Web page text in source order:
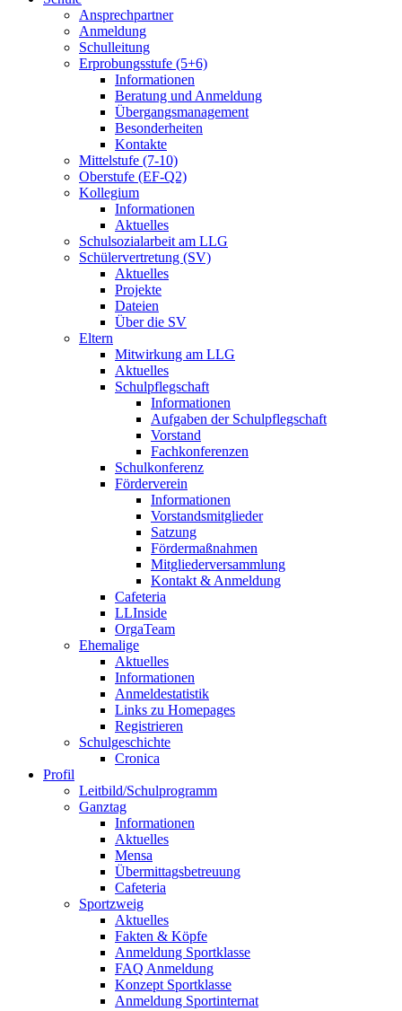
Ansprechpartner
Anmeldung
Schulleitung
Erprobungsstufe (5+6)
Informationen
Beratung und Anmeldung
Übergangsmanagement
Besonderheiten
Kontakte
Mittelstufe (7-10)
Oberstufe (EF-Q2)
Kollegium
Informationen
Aktuelles
Schulsozialarbeit am LLG
Schülervertretung (SV)
Aktuelles
Projekte
Dateien
Über die SV
Eltern
Mitwirkung am LLG
Aktuelles
Schulpflegschaft
Informationen
Aufgaben der Schulpflegschaft
Vorstand
Fachkonferenzen
Schulkonferenz
Förderverein
Informationen
Vorstandsmitglieder
Satzung
Fördermaßnahmen
Mitgliederversammlung
Kontakt & Anmeldung
Cafeteria
LLInside
OrgaTeam
Ehemalige
Aktuelles
Informationen
Anmeldestatistik
Links zu Homepages
Registrieren
Schulgeschichte
Cronica
Profil
Leitbild/Schulprogramm
Ganztag
Informationen
Aktuelles
Mensa
Übermittagsbetreuung
Cafeteria
Sportzweig
Aktuelles
Fakten & Köpfe
Anmeldung Sportklasse
FAQ Anmeldung
Konzept Sportklasse
Anmeldung Sportinternat